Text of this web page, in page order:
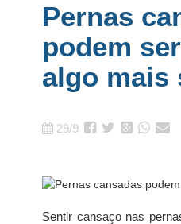
Pernas
podem
algo mais
29/9
Sentir cansaço nas